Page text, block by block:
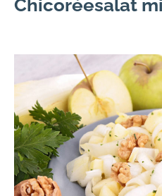
Chicoréesalat